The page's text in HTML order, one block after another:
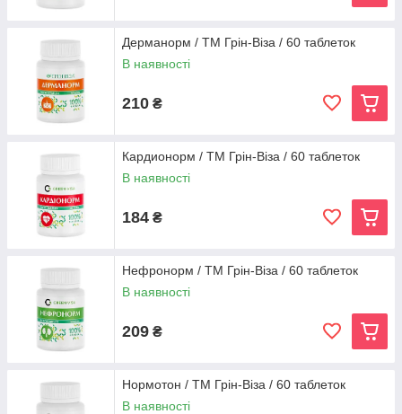
Дерманорм / ТМ Грін-Віза / 60 таблеток
В наявності
210 ₴
Кардионорм / ТМ Грін-Віза / 60 таблеток
В наявності
184 ₴
Нефронорм / ТМ Грін-Віза / 60 таблеток
В наявності
209 ₴
Нормотон / ТМ Грін-Віза / 60 таблеток
В наявності